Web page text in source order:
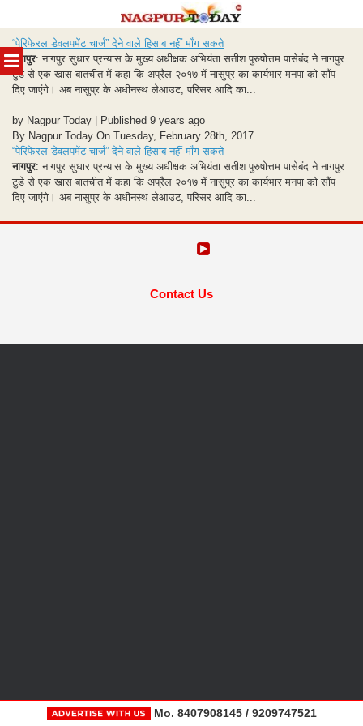
MENU
to
content
“पेरिफेरल डेवलपमेंट चार्ज” देने वाले हिसाब नहीं माँग सकते
नागपुर: नागपुर सुधार प्रन्यास के मुख्य अधीक्षक अभियंता सतीश पुरुषोत्तम पासेबंद ने नागपुर
टुडे से एक खास बातचीत में कहा कि अप्रैल २०१७ में नासुप्र का कार्यभार मनपा को सौंप
दिए जाएंगे। अब नासुप्र के अधीनस्थ लेआउट, परिसर आदि का...
by Nagpur Today | Published 9 years ago
By Nagpur Today On Tuesday, February 28th, 2017
“पेरिफेरल डेवलपमेंट चार्ज” देने वाले हिसाब नहीं माँग सकते
नागपुर: नागपुर सुधार प्रन्यास के मुख्य अधीक्षक अभियंता सतीश पुरुषोत्तम पासेबंद ने नागपुर
टुडे से एक खास बातचीत में कहा कि अप्रैल २०१७ में नासुप्र का कार्यभार मनपा को सौंप
दिए जाएंगे। अब नासुप्र के अधीनस्थ लेआउट, परिसर आदि का...
Contact Us
Mo. 8407908145 / 9209747521